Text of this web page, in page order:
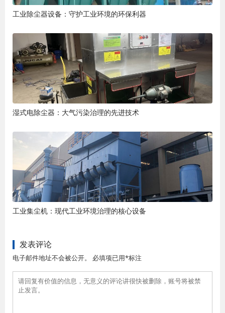
工业除尘器设备：守护工业环境的环保利器
湿式电除尘器：大气污染治理的先进技术
工业集尘机：现代工业环境治理的核心设备
发表评论
电子邮件地址不会被公开。 必填项已用*标注